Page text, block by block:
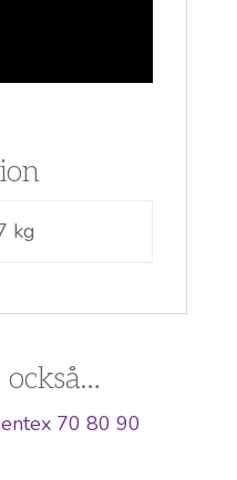
kg